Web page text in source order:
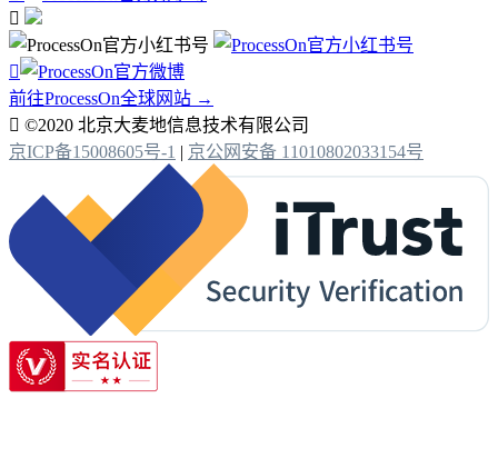


前往ProcessOn全球网站 →
 ©2020 北京大麦地信息技术有限公司
京ICP备15008605号-1 | 京公网安备 11010802033154号